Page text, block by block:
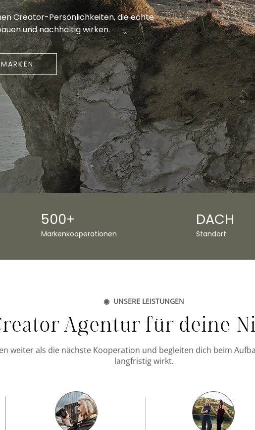
Creator-Persönlichkeiten, die echte
und nachhaltig wirken.
500+
Markenkooperationen
DACH
Standort
◉ UNSERE LEISTUNGEN
Agentur für deine
weiter als die nächste Kooperation und begleiten dich beim
langfristig wirkt.